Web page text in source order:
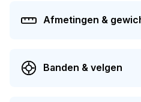
Afmetingen &
Banden & velgen